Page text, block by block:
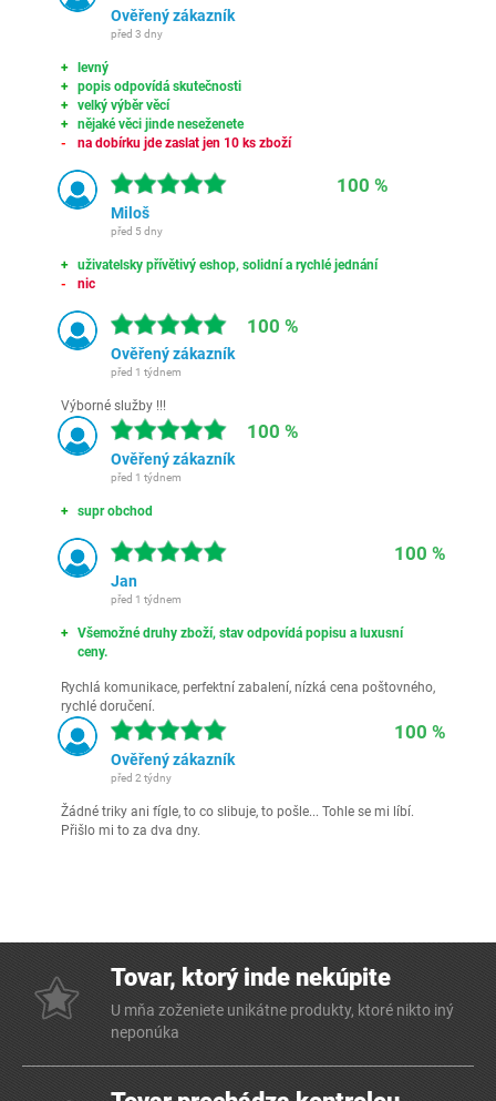
Ověřený zákazník
před 3 dny
levný
popis odpovídá skutečnosti
velký výběr věcí
nějaké věci jinde neseženete
na dobírku jde zaslat jen 10 ks zboží
100 %
Miloš
před 5 dny
uživatelsky přívětivý eshop, solidní a rychlé jednání
nic
100 %
Ověřený zákazník
před 1 týdnem
Výborné služby !!!
100 %
Ověřený zákazník
před 1 týdnem
supr obchod
100 %
Jan
před 1 týdnem
Všemožné druhy zboží, stav odpovídá popisu a luxusní
ceny.
Rychlá komunikace, perfektní zabalení, nízká cena poštovného,
rychlé doručení.
100 %
Ověřený zákazník
před 2 týdny
Žádné triky ani fígle, to co slibuje, to pošle... Tohle se mi líbí.
Přišlo mi to za dva dny.
Tovar, ktorý inde nekúpite
U mňa zoženiete unikátne produkty, ktoré nikto iný
neponúka